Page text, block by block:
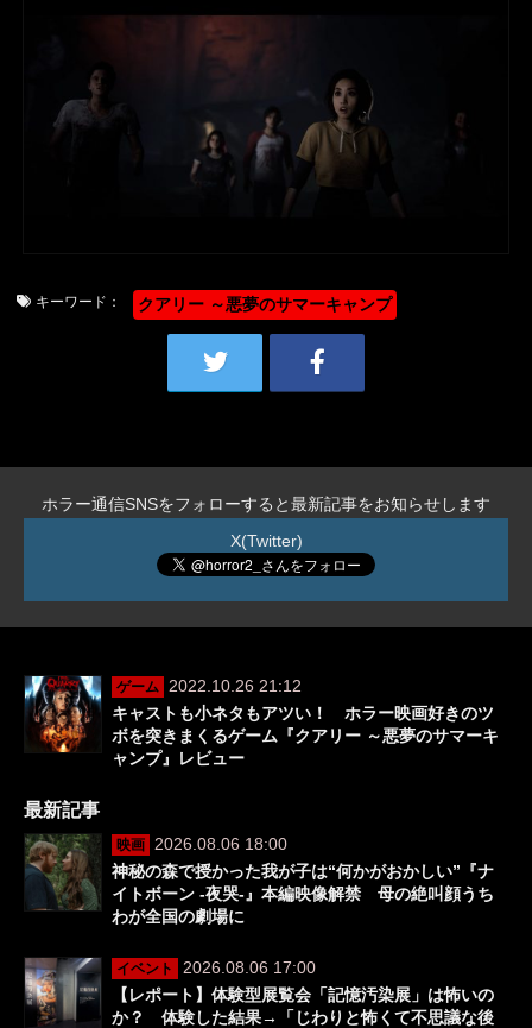
キーワード： クアリー ～悪夢のサマーキャンプ
ホラー通信SNSをフォローすると最新記事をお知らせします
X(Twitter)
ゲーム
2022.10.26 21:12
キャストも小ネタもアツい！ ホラー映画好きのツ
ボを突きまくるゲーム『クアリー ～悪夢のサマーキ
ャンプ』レビュー
最新記事
映画
2026.08.06 18:00
神秘の森で授かった我が子は“何かがおかしい”『ナ
イトボーン -夜哭-』本編映像解禁 母の絶叫顔うち
わが全国の劇場に
イベント
2026.08.06 17:00
【レポート】体験型展覧会「記憶汚染展」は怖いの
か？ 体験した結果→「じわりと怖くて不思議な後